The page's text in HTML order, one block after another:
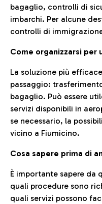
bagaglio, controlli di
imbarchi. Per alcune
controlli di
Come organizzarsi per
La soluzione più
passaggio:
bagaglio. Può essere
servizi disponibili in
se necessario, la
vicino a Fiumicino.
Cosa sapere prima di
È importante sapere da
quali procedure sono
quali servizi possono